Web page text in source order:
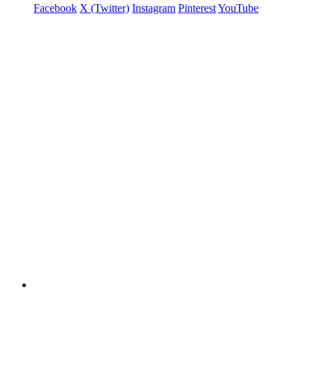
Facebook X (Twitter) Instagram PinterestYouTube